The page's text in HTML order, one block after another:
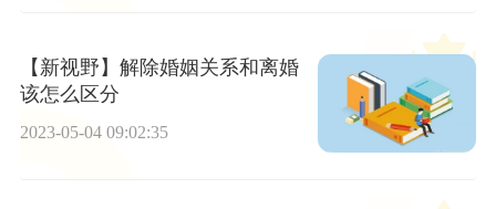
【新视野】解除婚姻关系和离婚
该怎么区分
2023-05-04 09:02:35